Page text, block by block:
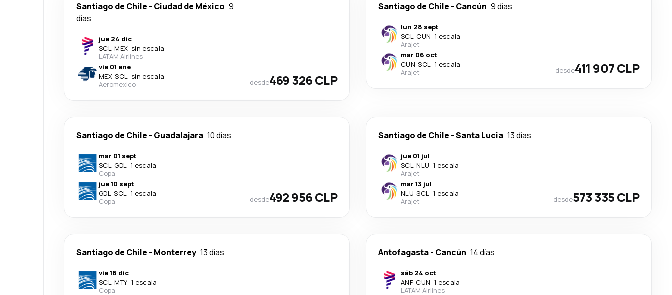
Santiago de Chile - Ciudad de México 9
días
jue 24 dic
SCL-MEX· sin escala
LATAM Airlines
vie 01 ene
MEX-SCL· sin escala
Aeromexico
desde469 326 CLP
Santiago de Chile - Cancún 9 días
lun 28 sept
SCL-CUN· 1 escala
Arajet
mar 06 oct
CUN-SCL· 1 escala
Arajet
desde411 907 CLP
Santiago de Chile - Guadalajara 10 días
mar 01 sept
SCL-GDL· 1 escala
Copa
jue 10 sept
GDL-SCL· 1 escala
Copa
desde492 956 CLP
Santiago de Chile -Santa Lucia 13 días
jue 01 jul
SCL-NLU· 1 escala
Arajet
mar 13 jul
NLU-SCL· 1 escala
Arajet
desde573 335 CLP
Santiago de Chile - Monterrey 13 días
vie 18 dic
SCL-MTY· 1 escala
Copa
Antofagasta- Cancún 14 días
sáb 24 oct
ANF-CUN· 1 escala
LATAM Airlines